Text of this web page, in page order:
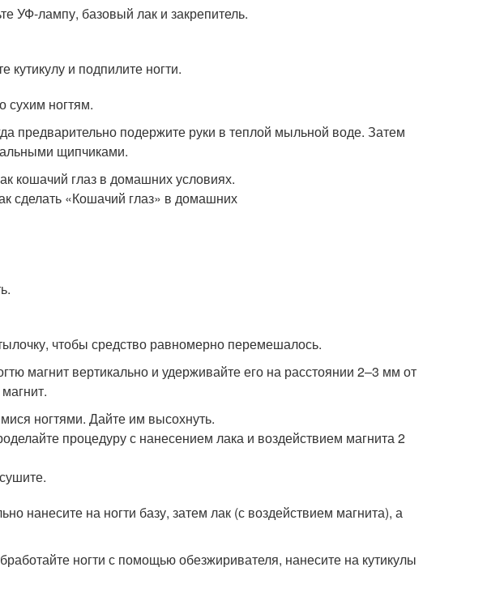
УФ-лампу, базовый лак и закрепитель.
и подпилите ногти.
сухим ногтям.
предварительно подержите руки в теплой мыльной воде. Затем
щипчиками.
чтобы средство равномерно перемешалось.
магнит вертикально и удерживайте его на расстоянии 2–3 мм от
ногтями. Дайте им высохнуть.
процедуру с нанесением лака и воздействием магнита 2
нанесите на ногти базу, затем лак (с воздействием магнита), а
ногти с помощью обезжиривателя, нанесите на кутикулы